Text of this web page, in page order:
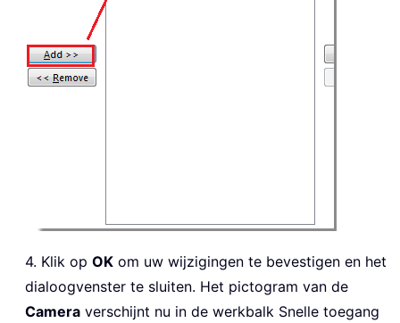
4. Klik op OK om uw wijzigingen te bevestigen en het
dialoogvenster te sluiten. Het pictogram van de
Camera verschijnt nu in de werkbalk Snelle toegang